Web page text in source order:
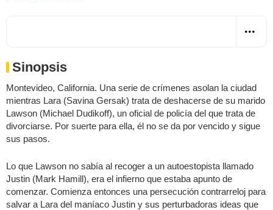
Sinopsis
Montevideo, California. Una serie de crímenes asolan la ciudad
mientras Lara (Savina Gersak) trata de deshacerse de su marido
Lawson (Michael Dudikoff), un oficial de policía del que trata de
divorciarse. Por suerte para ella, él no se da por vencido y sigue
sus pasos.
Lo que Lawson no sabía al recoger a un autoestopista llamado
Justin (Mark Hamill), era el infierno que estaba apunto de
comenzar. Comienza entonces una persecución contrarreloj para
salvar a Lara del maníaco Justin y sus perturbadoras ideas que